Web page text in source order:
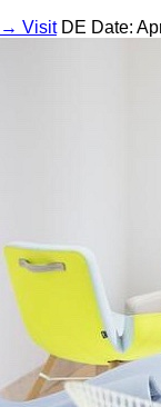
→ Visit DE Date: